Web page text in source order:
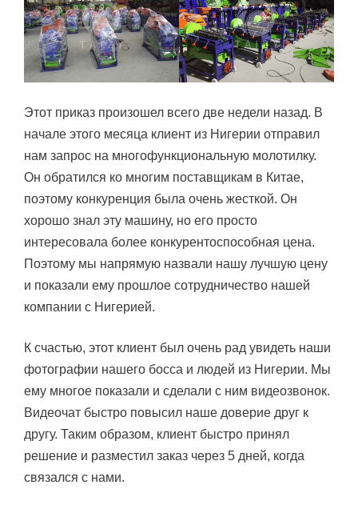
Этот приказ произошел всего две недели назад. В
начале этого месяца клиент из Нигерии отправил
нам запрос на многофункциональную молотилку.
Он обратился ко многим поставщикам в Китае,
поэтому конкуренция была очень жесткой. Он
хорошо знал эту машину, но его просто
интересовала более конкурентоспособная цена.
Поэтому мы напрямую назвали нашу лучшую цену
и показали ему прошлое сотрудничество нашей
компании с Нигерией.
К счастью, этот клиент был очень рад увидеть наши
фотографии нашего босса и людей из Нигерии. Мы
ему многое показали и сделали с ним видеозвонок.
Видеочат быстро повысил наше доверие друг к
другу. Таким образом, клиент быстро принял
решение и разместил заказ через 5 дней, когда
связался с нами.